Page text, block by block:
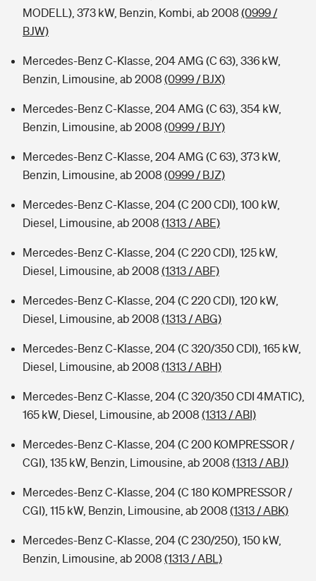
MODELL), 373 kW, Benzin, Kombi, ab 2008 (0999 /
BJW)
Mercedes-Benz C-Klasse, 204 AMG (C 63), 336 kW,
Benzin, Limousine, ab 2008 (0999 / BJX)
Mercedes-Benz C-Klasse, 204 AMG (C 63), 354 kW,
Benzin, Limousine, ab 2008 (0999 / BJY)
Mercedes-Benz C-Klasse, 204 AMG (C 63), 373 kW,
Benzin, Limousine, ab 2008 (0999 / BJZ)
Mercedes-Benz C-Klasse, 204 (C 200 CDI), 100 kW,
Diesel, Limousine, ab 2008 (1313 / ABE)
Mercedes-Benz C-Klasse, 204 (C 220 CDI), 125 kW,
Diesel, Limousine, ab 2008 (1313 / ABF)
Mercedes-Benz C-Klasse, 204 (C 220 CDI), 120 kW,
Diesel, Limousine, ab 2008 (1313 / ABG)
Mercedes-Benz C-Klasse, 204 (C 320/350 CDI), 165 kW,
Diesel, Limousine, ab 2008 (1313 / ABH)
Mercedes-Benz C-Klasse, 204 (C 320/350 CDI 4MATIC),
165 kW, Diesel, Limousine, ab 2008 (1313 / ABI)
Mercedes-Benz C-Klasse, 204 (C 200 KOMPRESSOR /
CGI), 135 kW, Benzin, Limousine, ab 2008 (1313 / ABJ)
Mercedes-Benz C-Klasse, 204 (C 180 KOMPRESSOR /
CGI), 115 kW, Benzin, Limousine, ab 2008 (1313 / ABK)
Mercedes-Benz C-Klasse, 204 (C 230/250), 150 kW,
Benzin, Limousine, ab 2008 (1313 / ABL)